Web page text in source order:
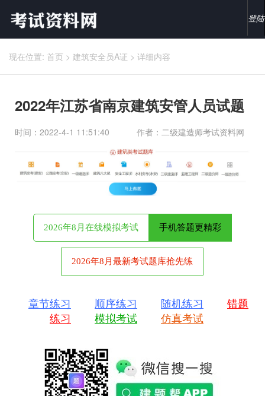
登陆
现在位置: 首页 > 建筑安全员A证 > 详细内容
2022年江苏省南京建筑安管人员试题
时间：2022-4-1 11:51:40 作者：二级建造师考试资料网
2026年8月在线模拟考试 手机答题更精彩
2026年8月最新考试题库抢先练
章节练习 顺序练习 随机练习
错题
练习
模拟考试 仿真考试